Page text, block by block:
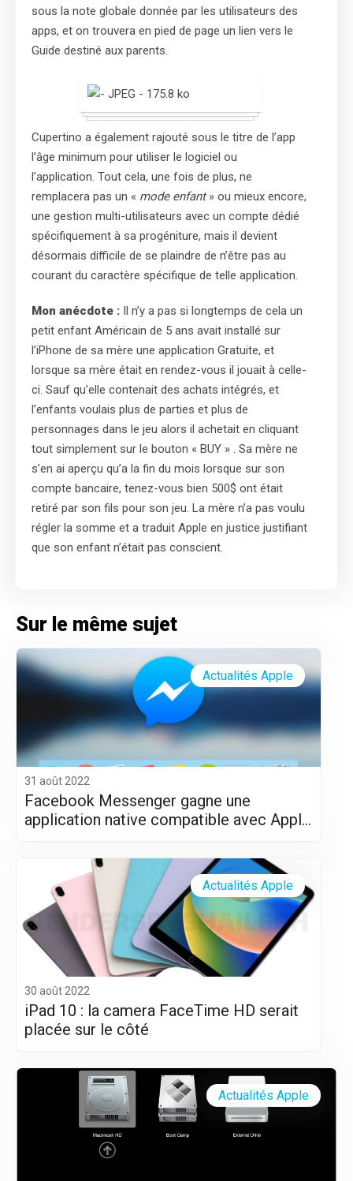
sous la note globale donnée par les utilisateurs des
apps, et on trouvera en pied de page un lien vers le
Guide destiné aux parents.
Cupertino a également rajouté sous le titre de l’app
l’âge minimum pour utiliser le logiciel ou
l’application. Tout cela, une fois de plus, ne
remplacera pas un « mode enfant» ou mieux encore,
une gestion multi-utilisateurs avec un compte dédié
spécifiquement à sa progéniture, mais il devient
désormais difficile de se plaindre de n’être pas au
courant du caractère spécifique de telle application.
Mon anécdote : Il n’y a pas si longtemps de cela un
petit enfant Américain de 5 ans avait installé sur
l’iPhone de sa mère une application Gratuite, et
lorsque sa mère était en rendez-vous il jouait à celle-
ci. Sauf qu’elle contenait des achats intégrés, et
l’enfants voulais plus de parties et plus de
personnages dans le jeu alors il achetait en cliquant
tout simplement sur le bouton « BUY » . Sa mère ne
s’en ai aperçu qu’a la fin du mois lorsque sur son
compte bancaire, tenez-vous bien 500$ ont était
retiré par son fils pour son jeu. La mère n’a pas voulu
régler la somme et a traduit Apple en justice justifiant
que son enfant n’était pas conscient.
Sur le même sujet
31 août 2022
Facebook Messenger gagne une
application native compatible avec Apple
Actualités Apple
30 août 2022
iPad 10 : la camera FaceTime HD serait
placée sur le côté
Actualités Apple
Actualités Apple